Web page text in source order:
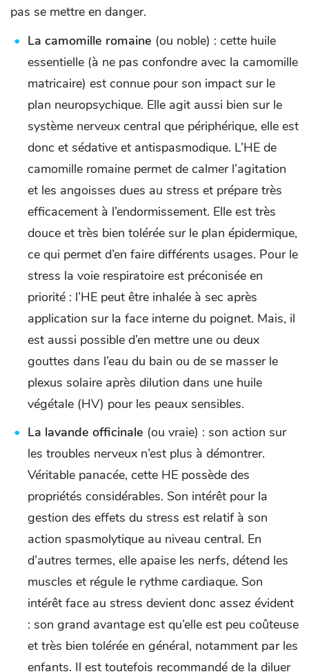
pas se mettre en danger.
La camomille romaine (ou noble) : cette huile
essentielle (à ne pas confondre avec la camomille
matricaire) est connue pour son impact sur le
plan neuropsychique. Elle agit aussi bien sur le
système nerveux central que périphérique, elle est
donc et sédative et antispasmodique. L’HE de
camomille romaine permet de calmer l’agitation
et les angoisses dues au stress et prépare très
efficacement à l’endormissement. Elle est très
douce et très bien tolérée sur le plan épidermique,
ce qui permet d’en faire différents usages. Pour le
stress la voie respiratoire est préconisée en
priorité : l’HE peut être inhalée à sec après
application sur la face interne du poignet. Mais, il
est aussi possible d’en mettre une ou deux
gouttes dans l’eau du bain ou de se masser le
plexus solaire après dilution dans une huile
végétale (HV) pour les peaux sensibles.
La lavande officinale (ou vraie) : son action sur
les troubles nerveux n’est plus à démontrer.
Véritable panacée, cette HE possède des
propriétés considérables. Son intérêt pour la
gestion des effets du stress est relatif à son
action spasmolytique au niveau central. En
d’autres termes, elle apaise les nerfs, détend les
muscles et régule le rythme cardiaque. Son
intérêt face au stress devient donc assez évident
: son grand avantage est qu’elle est peu coûteuse
et très bien tolérée en général, notamment par les
enfants. Il est toutefois recommandé de la diluer